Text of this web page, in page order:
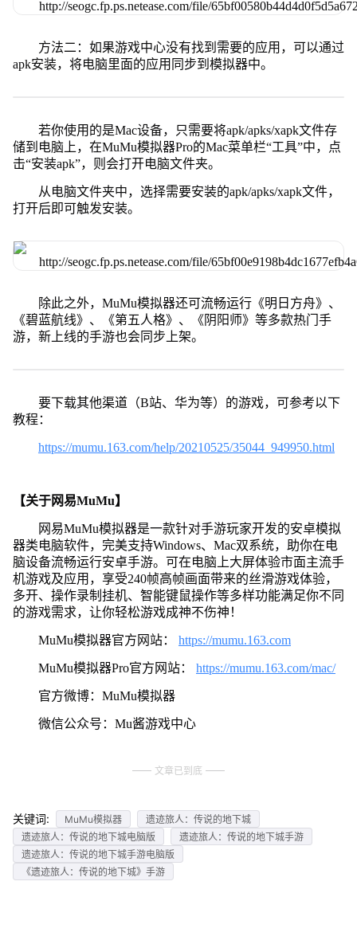
方法二：如果游戏中心没有找到需要的应用，可以通过
apk安装，将电脑里面的应用同步到模拟器中。
若你使用的是Mac设备，只需要将apk/apks/xapk文件存
储到电脑上，在MuMu模拟器Pro的Mac菜单栏“工具”中，点
击“安装apk”，则会打开电脑文件夹。
从电脑文件夹中，选择需要安装的apk/apks/xapk文件，
打开后即可触发安装。
除此之外，MuMu模拟器还可流畅运行《明日方舟》、
《碧蓝航线》、《第五人格》、《阴阳师》等多款热门手
游，新上线的手游也会同步上架。
要下载其他渠道（B站、华为等）的游戏，可参考以下
教程：
https://mumu.163.com/help/20210525/35044_949950.html
【关于网易MuMu】
网易MuMu模拟器是一款针对手游玩家开发的安卓模拟
器类电脑软件，完美支持Windows、Mac双系统，助你在电
脑设备流畅运行安卓手游。可在电脑上大屏体验市面主流手
机游戏及应用，享受240帧高帧画面带来的丝滑游戏体验，
多开、操作录制挂机、智能键鼠操作等多样功能满足你不同
的游戏需求，让你轻松游戏成神不伤神！
MuMu模拟器官方网站： https://mumu.163.com
MuMu模拟器Pro官方网站： https://mumu.163.com/mac/
官方微博：MuMu模拟器
微信公众号：Mu酱游戏中心
文章已到底
关键词: MuMu模拟器
遗迹旅人：传说的地下城
遗迹旅人：传说的地下城电脑版
遗迹旅人：传说的地下城手游
遗迹旅人：传说的地下城手游电脑版
《遗迹旅人：传说的地下城》手游